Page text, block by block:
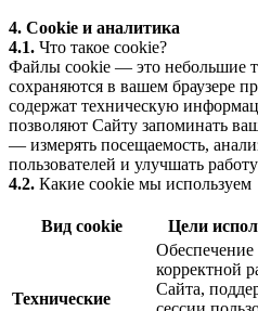
4. Cookie и аналитика
4.1. Что такое cookie?
Файлы cookie — это небольшие
сохраняются в вашем браузере
содержат техническую
позволяют Сайту запоминать
— измерять посещаемость,
пользователей и улучшать
4.2. Какие cookie мы используем
Вид cookie Цели
Технические
Обеспечение
корректной
Сайта,